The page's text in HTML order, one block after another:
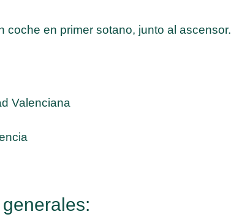
coche en primer sotano, junto al ascensor.
Valenciana